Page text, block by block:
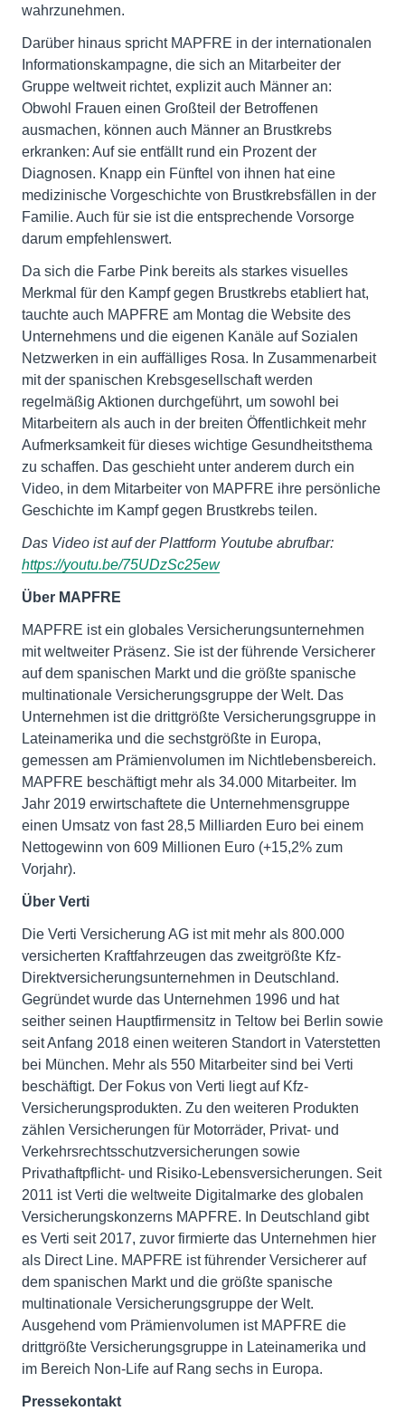
wahrzunehmen.
Darüber hinaus spricht MAPFRE in der internationalen
Informationskampagne, die sich an Mitarbeiter der
Gruppe weltweit richtet, explizit auch Männer an:
Obwohl Frauen einen Großteil der Betroffenen
ausmachen, können auch Männer an Brustkrebs
erkranken: Auf sie entfällt rund ein Prozent der
Diagnosen. Knapp ein Fünftel von ihnen hat eine
medizinische Vorgeschichte von Brustkrebsfällen in der
Familie. Auch für sie ist die entsprechende Vorsorge
darum empfehlenswert.
Da sich die Farbe Pink bereits als starkes visuelles
Merkmal für den Kampf gegen Brustkrebs etabliert hat,
tauchte auch MAPFRE am Montag die Website des
Unternehmens und die eigenen Kanäle auf Sozialen
Netzwerken in ein auffälliges Rosa. In Zusammenarbeit
mit der spanischen Krebsgesellschaft werden
regelmäßig Aktionen durchgeführt, um sowohl bei
Mitarbeitern als auch in der breiten Öffentlichkeit mehr
Aufmerksamkeit für dieses wichtige Gesundheitsthema
zu schaffen. Das geschieht unter anderem durch ein
Video, in dem Mitarbeiter von MAPFRE ihre persönliche
Geschichte im Kampf gegen Brustkrebs teilen.
Das Video ist auf der Plattform Youtube abrufbar:
https://youtu.be/75UDzSc25ew
Über MAPFRE
MAPFRE ist ein globales Versicherungsunternehmen
mit weltweiter Präsenz. Sie ist der führende Versicherer
auf dem spanischen Markt und die größte spanische
multinationale Versicherungsgruppe der Welt. Das
Unternehmen ist die drittgrößte Versicherungsgruppe in
Lateinamerika und die sechstgrößte in Europa,
gemessen am Prämienvolumen im Nichtlebensbereich.
MAPFRE beschäftigt mehr als 34.000 Mitarbeiter. Im
Jahr 2019 erwirtschaftete die Unternehmensgruppe
einen Umsatz von fast 28,5 Milliarden Euro bei einem
Nettogewinn von 609 Millionen Euro (+15,2% zum
Vorjahr).
Über Verti
Die Verti Versicherung AG ist mit mehr als 800.000
versicherten Kraftfahrzeugen das zweitgrößte Kfz-
Direktversicherungsunternehmen in Deutschland.
Gegründet wurde das Unternehmen 1996 und hat
seither seinen Hauptfirmensitz in Teltow bei Berlin sowie
seit Anfang 2018 einen weiteren Standort in Vaterstetten
bei München. Mehr als 550 Mitarbeiter sind bei Verti
beschäftigt. Der Fokus von Verti liegt auf Kfz-
Versicherungsprodukten. Zu den weiteren Produkten
zählen Versicherungen für Motorräder, Privat- und
Verkehrsrechtsschutzversicherungen sowie
Privathaftpflicht- und Risiko-Lebensversicherungen. Seit
2011 ist Verti die weltweite Digitalmarke des globalen
Versicherungskonzerns MAPFRE. In Deutschland gibt
es Verti seit 2017, zuvor firmierte das Unternehmen hier
als Direct Line. MAPFRE ist führender Versicherer auf
dem spanischen Markt und die größte spanische
multinationale Versicherungsgruppe der Welt.
Ausgehend vom Prämienvolumen ist MAPFRE die
drittgrößte Versicherungsgruppe in Lateinamerika und
im Bereich Non-Life auf Rang sechs in Europa.
Pressekontakt